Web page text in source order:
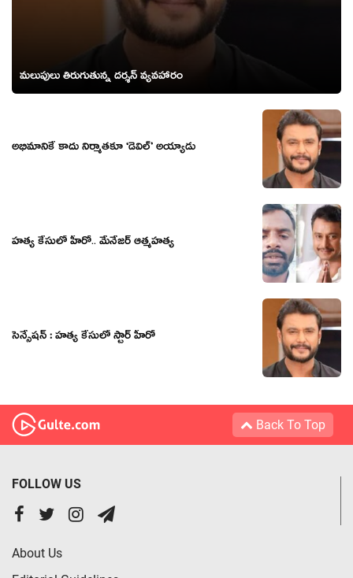
మలుపులు తిరుగుతున్న దర్శన్ వ్యవహారం
అభిమానికే కాదు నిర్మాతకూ ‘డెవిల్’ అయ్యాడు
హ‌త్య కేసులో హీరో.. మేనేజ‌ర్ ఆత్మ‌హ‌త్య‌
సెన్సేషన్ : హత్య కేసులో స్టార్ హీరో
Back To Top
FOLLOW US
About Us